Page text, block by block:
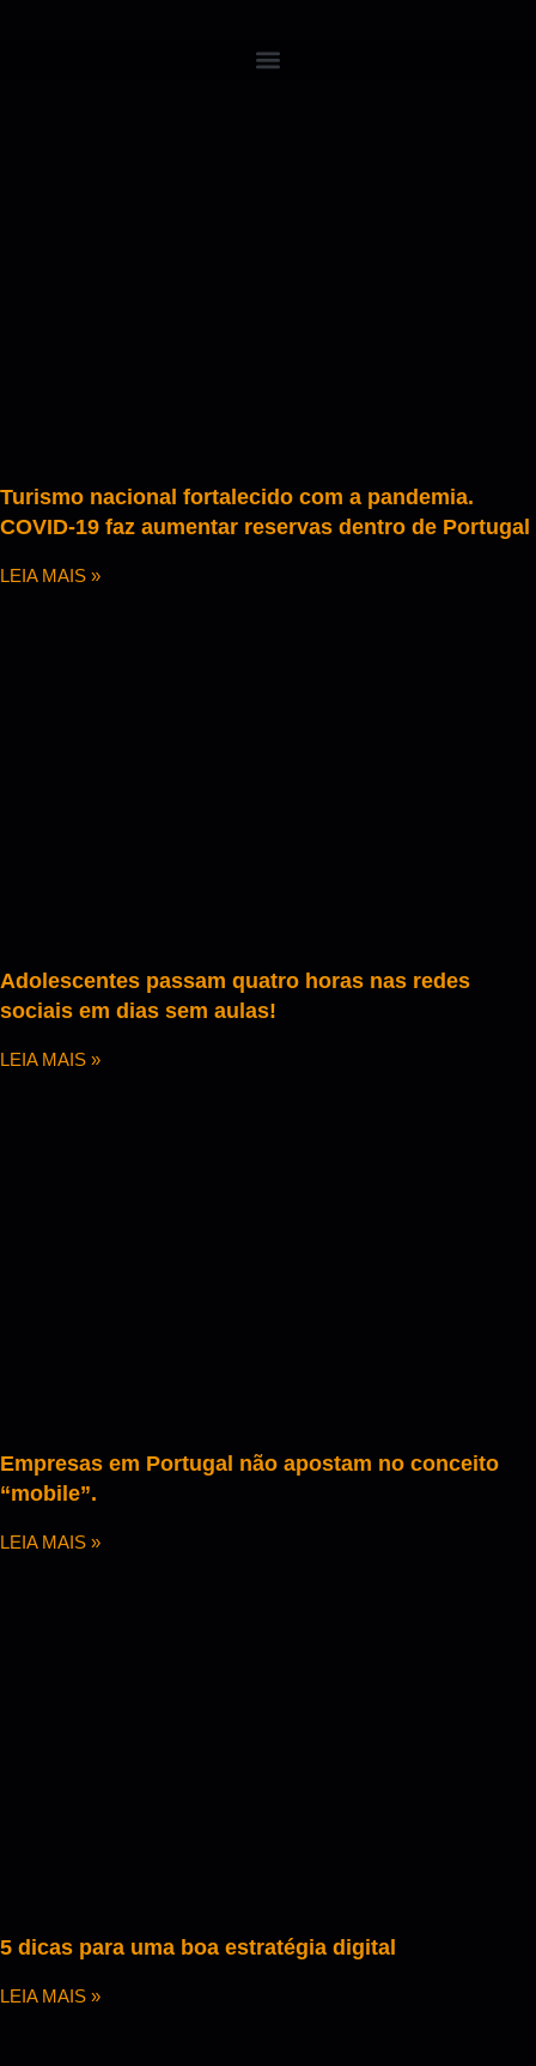
Turismo nacional fortalecido com a pandemia.
COVID-19 faz aumentar reservas dentro de Portugal
LEIA MAIS »
Adolescentes passam quatro horas nas redes
sociais em dias sem aulas!
LEIA MAIS »
Empresas em Portugal não apostam no conceito
“mobile”.
LEIA MAIS »
5 dicas para uma boa estratégia digital
LEIA MAIS »